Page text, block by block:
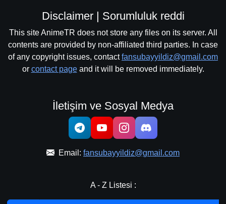
Disclaimer | Sorumluluk reddi
This site AnimeTR does not store any files on its server. All
contents are provided by non-affiliated third parties. In case
of any copyright issues, contactfansubayyildiz@gmail.com
or contact pageand it will be removed immediately.
İletişim ve Sosyal Medya
Email: fansubayyildiz@gmail.com
A - Z Listesi :